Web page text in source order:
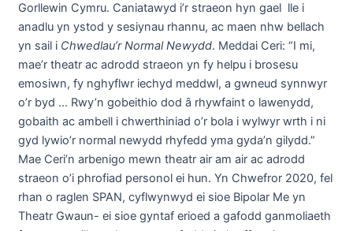
Gorllewin Cymru. Caniatawyd i’r straeon hyn gael lle i
anadlu yn ystod y sesiynau rhannu, ac maen nhw bellach
yn sail i Chwedlau’r Normal Newydd. Meddai Ceri: “I mi,
mae’r theatr ac adrodd straeon yn fy helpu i brosesu
emosiwn, fy nghyflwr iechyd meddwl, a gwneud synnwyr
o’r byd … Rwy’n gobeithio dod â rhywfaint o lawenydd,
gobaith ac ambell i chwerthiniad o’r bola i wylwyr wrth i ni
gyd lywio’r normal newydd rhyfedd yma gyda’n gilydd.”
Mae Ceri’n arbenigo mewn theatr air am air ac adrodd
straeon o’i phrofiad personol ei hun. Yn Chwefror 2020, fel
rhan o raglen SPAN, cyflwynwyd ei sioe Bipolar Me yn
Theatr Gwaun- ei sioe gyntaf erioed a gafodd ganmoliaeth